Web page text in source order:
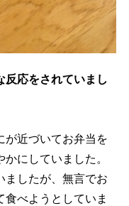
応をされていまし
が近づいてお弁当を
にしていました。
ましたが、無言でお
べようとしていま